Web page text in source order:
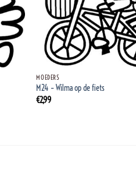
+
MOEDERS
M24 – Wilma op de fiets
€2,99